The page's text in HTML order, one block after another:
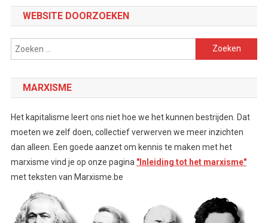
WEBSITE DOORZOEKEN
Zoeken
naar:
MARXISME
Het kapitalisme leert ons niet hoe we het kunnen bestrijden. Dat
moeten we zelf doen, collectief verwerven we meer inzichten
dan alleen. Een goede aanzet om kennis te maken met het
marxisme vind je op onze pagina "Inleiding tot het marxisme"
met teksten van Marxisme.be